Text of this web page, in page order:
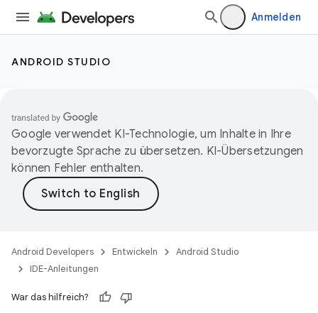
Anmelden
ANDROID STUDIO
Google verwendet KI-Technologie, um Inhalte in Ihre
bevorzugte Sprache zu übersetzen. KI-Übersetzungen
können Fehler enthalten.
Android Developers Entwickeln
Android Studio
IDE-Anleitungen
War das hilfreich?